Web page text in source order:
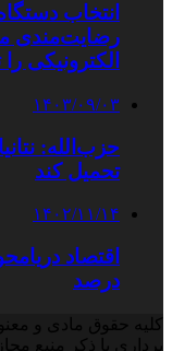
انتخاب
رضایت‌مندی
الکترونیکی
۱۴۰۳/۰۹/۰۳
حزب‌الله:
تحمیل کند
۱۴۰۲/۱۱/۱۴
درصد
کلیه حقوق مادی و
برداری با ذکر منبع